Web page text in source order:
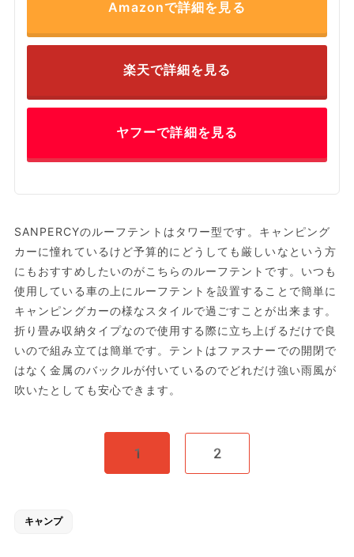
Amazonで詳細を見る
楽天で詳細を見る
ヤフーで詳細を見る
SANPERCYのルーフテントはタワー型です。キャンピング
カーに憧れているけど予算的にどうしても厳しいなという方
にもおすすめしたいのがこちらのルーフテントです。いつも
使用している車の上にルーフテントを設置することで簡単に
キャンピングカーの様なスタイルで過ごすことが出来ます。
折り畳み収納タイプなので使用する際に立ち上げるだけで良
いので組み立ては簡単です。テントはファスナーでの開閉で
はなく金属のバックルが付いているのでどれだけ強い雨風が
吹いたとしても安心できます。
1 2
キャンプ